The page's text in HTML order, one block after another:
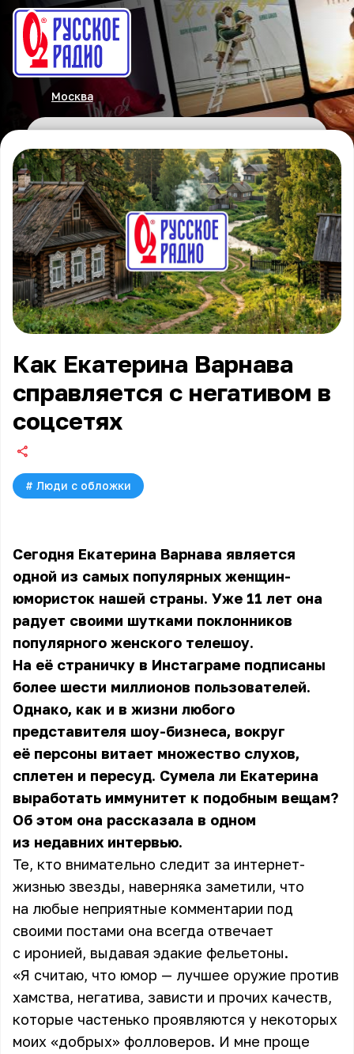
Москва
Как Екатерина Варнава
справляется с негативом в
соцсетях
# Люди с обложки
Сегодня Екатерина Варнава является
одной из самых популярных женщин-
юмористок нашей страны. Уже 11 лет она
радует своими шутками поклонников
популярного женского телешоу.
На её страничку в Инстаграме подписаны
более шести миллионов пользователей.
Однако, как и в жизни любого
представителя шоу-бизнеса, вокруг
её персоны витает множество слухов,
сплетен и пересуд. Сумела ли Екатерина
выработать иммунитет к подобным вещам?
Об этом она рассказала в одном
из недавних интервью.
Те, кто внимательно следит за интернет-
жизнью звезды, наверняка заметили, что
на любые неприятные комментарии под
своими постами она всегда отвечает
с иронией, выдавая эдакие фельетоны.
«Я считаю, что юмор — лучшее оружие против
хамства, негатива, зависти и прочих качеств,
которые частенько проявляются у некоторых
моих «добрых» фолловеров. И мне проще